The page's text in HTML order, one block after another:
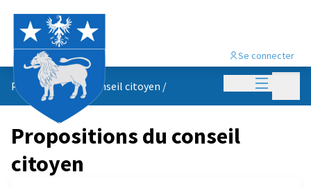
Menu
Se connecter
Propositions du conseil citoyen /
Propositions du conseil
citoyen